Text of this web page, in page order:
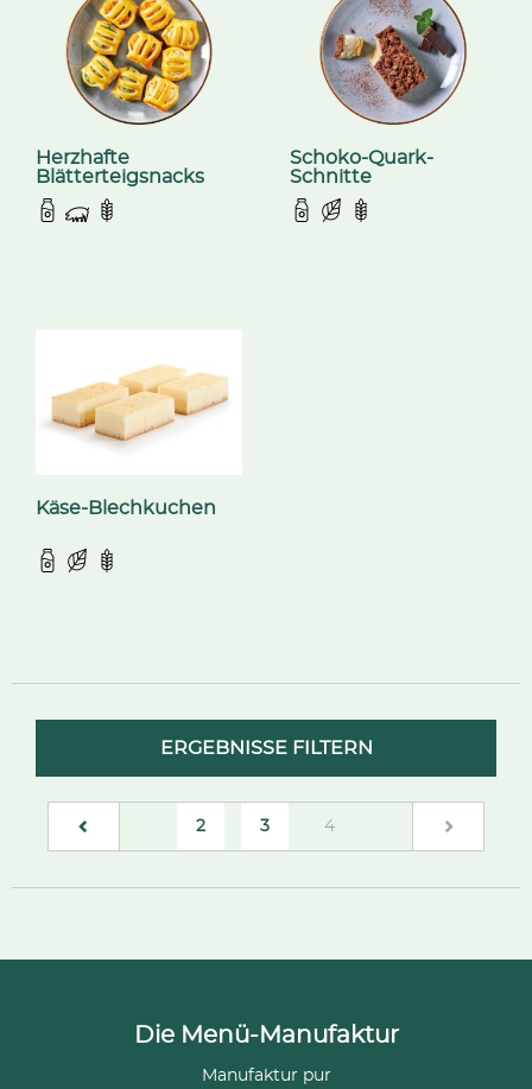
Herzhafte
Blätterteigsnacks
Schoko-Quark-
Schnitte
Käse-Blechkuchen
ERGEBNISSE FILTERN
2 3 4(current)
Die Menü-Manufaktur
Manufaktur pur